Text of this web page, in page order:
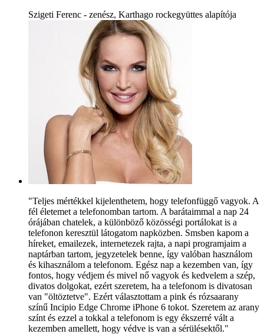
Szigeti Ferenc - zenész, Karthago rockegyüttes alapítója
"Teljes mértékkel kijelenthetem, hogy telefonfüggő vagyok. A
fél életemet a telefonomban tartom. A barátaimmal a nap 24
órájában chatelek, a különböző közösségi portálokat is a
telefonon keresztül látogatom napközben. Smsben kapom a
híreket, emailezek, internetezek rajta, a napi programjaim a
naptárban tartom, jegyzetelek benne, így valóban használom
és kihasználom a telefonom. Egész nap a kezemben van, így
fontos, hogy védjem és mivel nő vagyok és kedvelem a szép,
divatos dolgokat, ezért szeretem, ha a telefonom is divatosan
van "öltöztetve". Ezért választottam a pink és rózsaarany
színű Incipio Edge Chrome iPhone 6 tokot. Szeretem az arany
színt és ezzel a tokkal a telefonom is egy ékszerré vált a
kezemben amellett, hogy védve is van a sérülésektől."